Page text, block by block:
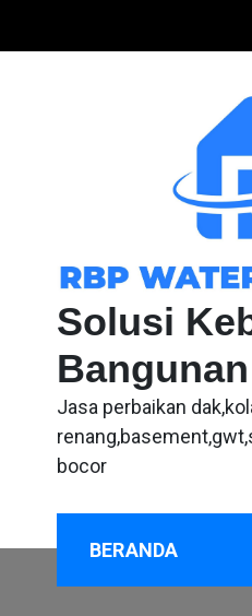
Solusi
Bangunan
Jasa perbaikan
bocor
BERANDA